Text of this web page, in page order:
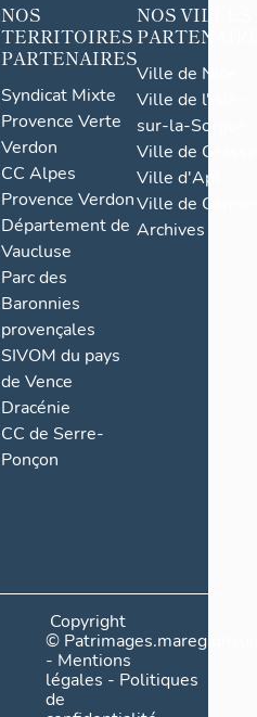
NOS
TERRITOIRES
PARTENAIRES
Syndicat Mixte
Provence Verte
Verdon
CC Alpes
Provence Verdon
Département de
Vaucluse
Parc des
Baronnies
provençales
SIVOM du pays
de Vence
Dracénie
CC de Serre-
Ponçon
NOS VILLES
Ville de Nice
Ville de l'Isle-
sur-la-Sorgue
Ville de Grasse
Ville d'Apt
Ville de
Archives
Copyright
©
- Mentions
légales - Politiques
de